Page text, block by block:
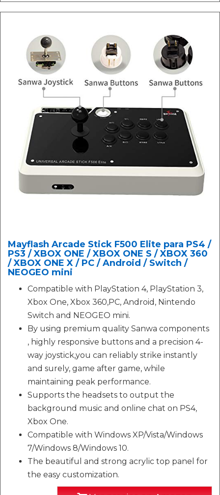
Mayflash Arcade Stick F500 Elite para PS4 /
PS3 / XBOX ONE / XBOX ONE S / XBOX 360
/ XBOX ONE X / PC / Android / Switch /
NEOGEO mini
Compatible with PlayStation 4, PlayStation 3,
Xbox One, Xbox 360,PC, Android, Nintendo
Switch and NEOGEO mini.
By using premium quality Sanwa components
, highly responsive buttons and a precision 4-
way joystick,you can reliably strike instantly
and surely, game after game, while
maintaining peak performance.
Supports the headsets to output the
background music and online chat on PS4,
Xbox One.
Compatible with Windows XP/Vista/Windows
7/Windows 8/Windows 10.
The beautiful and strong acrylic top panel for
the easy customization.